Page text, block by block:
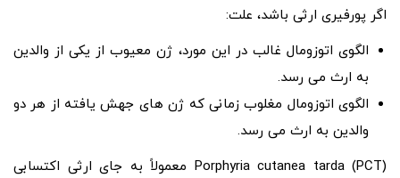
اگر پورفیری ارثی باشد، علت:
الگوی اتوزومال غالب در این مورد، ژن معیوب از یکی از والدین
به ارث می رسد.
الگوی اتوزومال مغلوب زمانی که ژن های جهش یافته از هر دو
والدین به ارث می رسد.
Porphyria cutanea tarda (PCT) معمولاً به جای ارثی اکتسابی